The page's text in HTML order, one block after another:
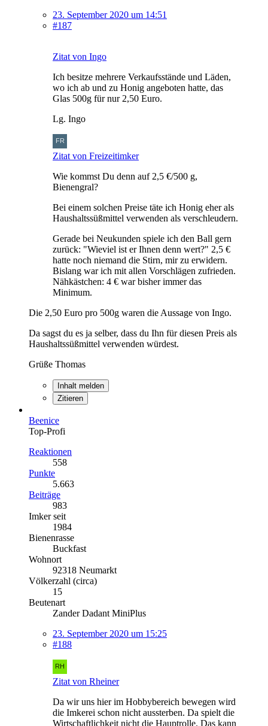
23. September 2020 um 14:51
#187
Zitat von Ingo
Ich besitze mehrere Verkaufsstände und Läden,
wo ich ab und zu Honig angeboten hatte, das
Glas 500g für nur 2,50 Euro.
Lg. Ingo
Zitat von Freizeitimker
Wie kommst Du denn auf 2,5 €/500 g,
Bienengral?
Bei einem solchen Preise täte ich Honig eher als
Haushaltssüßmittel verwenden als verschleudern.
Gerade bei Neukunden spiele ich den Ball gern
zurück: "Wieviel ist er Ihnen denn wert?" 2,5 €
hatte noch niemand die Stirn, mir zu erwidern.
Bislang war ich mit allen Vorschlägen zufrieden.
Nähkästchen: 4 € war bisher immer das
Minimum.
Die 2,50 Euro pro 500g waren die Aussage von Ingo.
Da sagst du es ja selber, dass du Ihn für diesen Preis als
Haushaltssüßmittel verwenden würdest.
Grüße Thomas
Inhalt melden
Zitieren
Beenice
Top-Profi
Reaktionen
558
Punkte
5.663
Beiträge
983
Imker seit
1984
Bienenrasse
Buckfast
Wohnort
92318 Neumarkt
Völkerzahl (circa)
15
Beutenart
Zander Dadant MiniPlus
23. September 2020 um 15:25
#188
Zitat von Rheiner
Da wir uns hier im Hobbybereich bewegen wird
die Imkerei schon nicht aussterben. Da spielt die
Wirtschaftlichkeit nicht die Hauptrolle. Das kann